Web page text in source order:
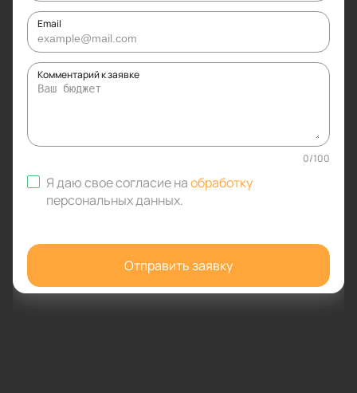
Email
Комментарий к заявке
0/100
Я даю свое согласие наобработку
персональных данных.
Отправить заявку